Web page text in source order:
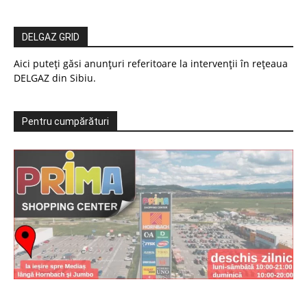
DELGAZ GRID
Aici puteți găsi anunțuri referitoare la intervenții în rețeaua
DELGAZ din Sibiu.
Pentru cumpărături